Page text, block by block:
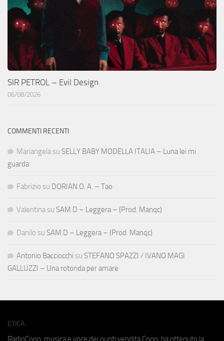
SIR PETROL – Evil Design
06/08/2026
COMMENTI RECENTI
Mariangela su SELLY BABY MODELLA ITALIA – Luna lei mi
guarda
Fabrizio su DORIAN O. A. – Tao
Valentina su SAM D – Leggera – (Prod. Manqc)
Danilo su SAM D – Leggera – (Prod. Manqc)
Antonio Bacciocchi su STEFANO SPAZZI / IVANO MAGI
GALLUZZI – Una rotonda per amare
ETICA
RadioCoop, musica e voce dei punti vendita Coop, ha ottenuto la